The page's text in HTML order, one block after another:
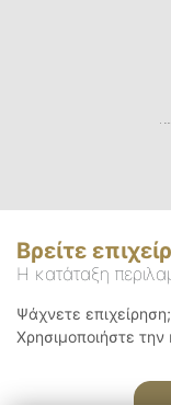
Βρείτε
Η κατάταξη
Ψάχνετε
Χρησιμοποιήστε